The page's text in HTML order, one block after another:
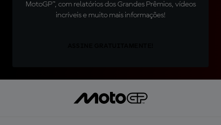
MotoGP™, com relatórios dos Grandes Prêmios, vídeos
incríveis e muito mais informações!